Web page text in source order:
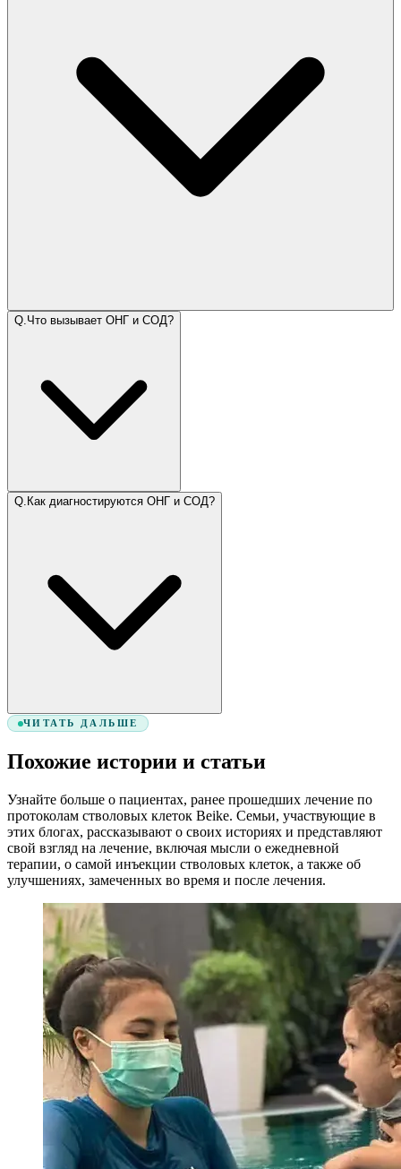
Q. Что вызывает ОНГ и СОД?
Q. Как диагностируются ОНГ и СОД?
ЧИТАТЬ ДАЛЬШЕ
Похожие истории и статьи
Узнайте больше о пациентах, ранее прошедших лечение по
протоколам стволовых клеток Beike. Семьи, участвующие в
этих блогах, рассказывают о своих историях и представляют
свой взгляд на лечение, включая мысли о ежедневной
терапии, о самой инъекции стволовых клеток, а также об
улучшениях, замеченных во время и после лечения.